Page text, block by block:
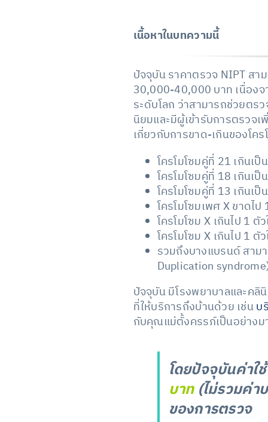
เนื้อหาในบทความนี้
ปัจจุบัน ราคาตรวจ NIPT สา
30,000-40,000 บาท เนื่อง
ระดับโลก ว่าสามารถช่วยตร
นิยมและมีผู้เข้ารับการตรวจ
เกี่ยวกับการขาด-เกินของโค
โครโมโซมคู่ที่ 21 เกินเป็น
โครโมโซมคู่ที่ 18 เกินเป็น
โครโมโซมคู่ที่ 13 เกินเ
โครโมโซมเพศ X ขาดไ
โครโมโซม X เกินไป 1
โครโมโซม X เกินไป 1 ตั
รวมถึงบางแบรนด์ สาม
Duplication
ปัจจุบัน มีโรงพยาบาลและคลิ
ที่ให้บริการถึงบ้านด้วย เช่นบ
กับคุณแม่ตั้งครรภ์เป็นอย่างม
โดยปัจจุบันค่าใ
บาท(ไม่รวมค่า
ของการตรวจ